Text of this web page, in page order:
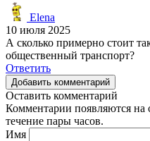
Elena
10 июля 2025
А сколько примерно стоит
общественный транспорт?
Ответить
Добавить комментарий
Оставить комментарий
Комментарии появляются на
течение пары часов.
Имя